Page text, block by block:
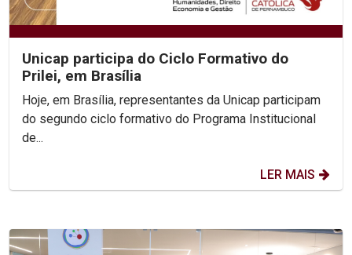
Unicap participa do Ciclo Formativo do
Prilei, em Brasília
Hoje, em Brasília, representantes da Unicap participam
do segundo ciclo formativo do Programa Institucional
de...
LER MAIS